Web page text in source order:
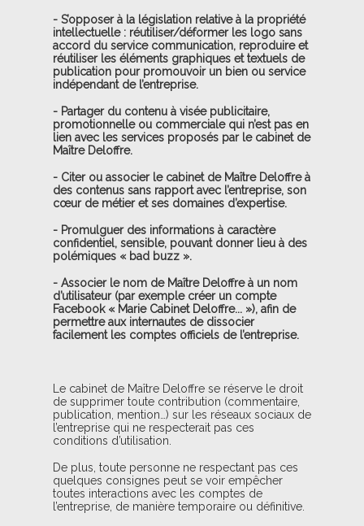
- S’opposer à la législation relative à la propriété
intellectuelle : réutiliser/déformer les logo sans
accord du service communication, reproduire et
réutiliser les éléments graphiques et textuels de
publication pour promouvoir un bien ou service
indépendant de l’entreprise.
- Partager du contenu à visée publicitaire,
promotionnelle ou commerciale qui n’est pas en
lien avec les services proposés par le cabinet de
Maître Deloffre.
- Citer ou associer le cabinet de Maître Deloffre à
des contenus sans rapport avec l’entreprise, son
cœur de métier et ses domaines d’expertise.
- Promulguer des informations à caractère
confidentiel, sensible, pouvant donner lieu à des
polémiques « bad buzz ».
- Associer le nom de Maître Deloffre à un nom
d’utilisateur (par exemple créer un compte
Facebook « Marie Cabinet Deloffre... »), afin de
permettre aux internautes de dissocier
facilement les comptes officiels de l’entreprise.
Le cabinet de Maître Deloffre se réserve le droit
de supprimer toute contribution (commentaire,
publication, mention…) sur les réseaux sociaux de
l’entreprise qui ne respecterait pas ces
conditions d’utilisation.
De plus, toute personne ne respectant pas ces
quelques consignes peut se voir empêcher
toutes interactions avec les comptes de
l’entreprise, de manière temporaire ou définitive.